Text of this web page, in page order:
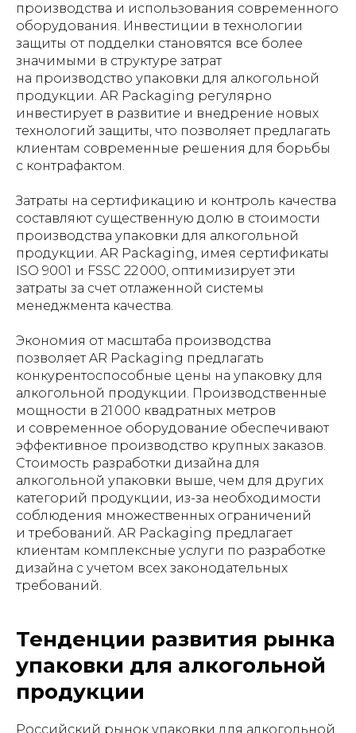
производства и использования современного
оборудования. Инвестиции в технологии
защиты от подделки становятся все более
значимыми в структуре затрат
на производство упаковки для алкогольной
продукции. AR Packaging регулярно
инвестирует в развитие и внедрение новых
технологий защиты, что позволяет предлагать
клиентам современные решения для борьбы
с контрафактом.
Затраты на сертификацию и контроль качества
составляют существенную долю в стоимости
производства упаковки для алкогольной
продукции. AR Packaging, имея сертификаты
ISO 9001 и FSSC 22 000, оптимизирует эти
затраты за счет отлаженной системы
менеджмента качества.
Экономия от масштаба производства
позволяет AR Packaging предлагать
конкурентоспособные цены на упаковку для
алкогольной продукции. Производственные
мощности в 21 000 квадратных метров
и современное оборудование обеспечивают
эффективное производство крупных заказов.
Стоимость разработки дизайна для
алкогольной упаковки выше, чем для других
категорий продукции, из-за необходимости
соблюдения множественных ограничений
и требований. AR Packaging предлагает
клиентам комплексные услуги по разработке
дизайна с учетом всех законодательных
требований.
Тенденции развития рынка
упаковки для алкогольной
продукции
Российский рынок упаковки для алкогольной